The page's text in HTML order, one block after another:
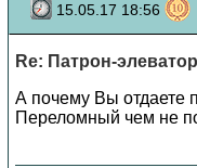
15.05.17 18:56
Re: Патрон-элеватор
А почему Вы отдаете
Переломный чем не